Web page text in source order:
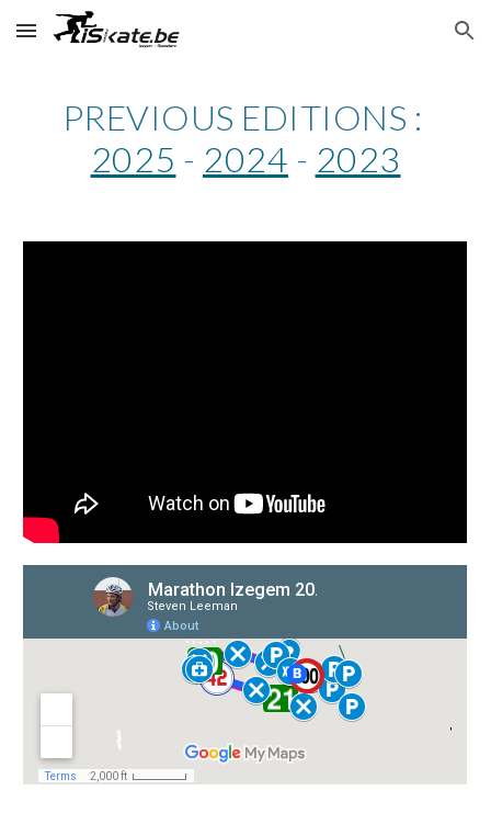
Skip to main content Skip to navigation
PREVIOUS EDITIONS :
2025 - 2024 - 2023